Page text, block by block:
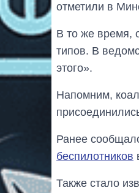
отметили в
В то же время,
типов. В
этого».
Напомним,
Ранее
беспилотников
Также стало